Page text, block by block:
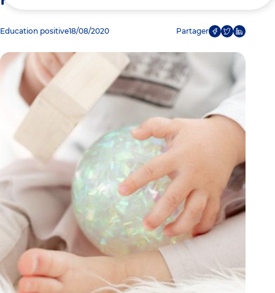
ici
Education positive18/08/2020 Partager